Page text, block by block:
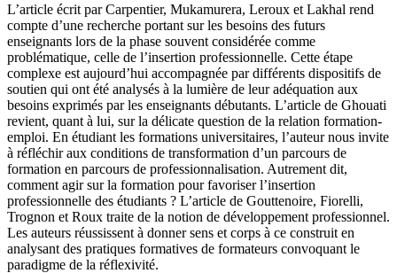
L’article écrit par Carpentier, Mukamurera, Leroux et Lakhal rend
compte d’une recherche portant sur les besoins des futurs
enseignants lors de la phase souvent considérée comme
problématique, celle de l’insertion professionnelle. Cette étape
complexe est aujourd’hui accompagnée par différents dispositifs de
soutien qui ont été analysés à la lumière de leur adéquation aux
besoins exprimés par les enseignants débutants. L’article de Ghouati
revient, quant à lui, sur la délicate question de la relation formation-
emploi. En étudiant les formations universitaires, l’auteur nous invite
à réfléchir aux conditions de transformation d’un parcours de
formation en parcours de professionnalisation. Autrement dit,
comment agir sur la formation pour favoriser l’insertion
professionnelle des étudiants ? L’article de Gouttenoire, Fiorelli,
Trognon et Roux traite de la notion de développement professionnel.
Les auteurs réussissent à donner sens et corps à ce construit en
analysant des pratiques formatives de formateurs convoquant le
paradigme de la réflexivité.